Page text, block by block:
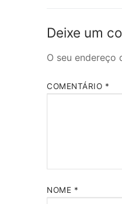
Deixe um
O seu endereço
COMENTÁRIO *
NOME *